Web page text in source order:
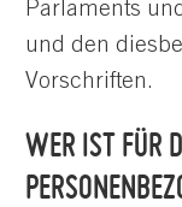
Parlaments
und den
Vorschriften.
WER IST FÜR